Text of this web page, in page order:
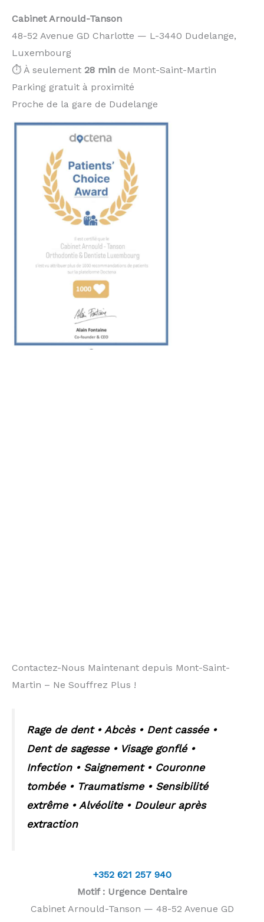
Cabinet Arnould-Tanson
48-52 Avenue GD Charlotte — L-3440 Dudelange,
Luxembourg
⏱️ À seulement 28 min de Mont-Saint-Martin
Parking gratuit à proximité
Proche de la gare de Dudelange
Contactez-Nous Maintenant depuis Mont-Saint-
Martin – Ne Souffrez Plus !
Rage de dent • Abcès • Dent cassée •
Dent de sagesse • Visage gonflé •
Infection • Saignement • Couronne
tombée • Traumatisme • Sensibilité
extrême • Alvéolite • Douleur après
extraction
+352 621 257 940
Motif : Urgence Dentaire
Cabinet Arnould-Tanson — 48-52 Avenue GD